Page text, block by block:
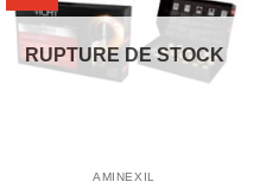
RUPTURE DE STOCK
AMINEXIL